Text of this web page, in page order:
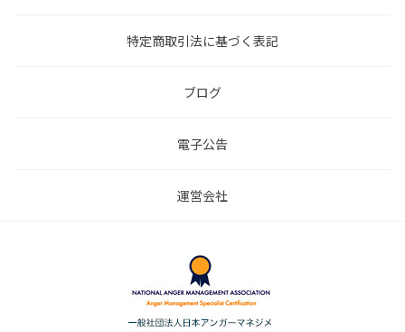
特定商取引法に基づく表記
ブログ
電子公告
運営会社